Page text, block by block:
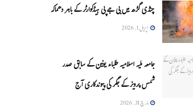
چنڈی گڑھ میں بی جے پی ہیڈکوارٹر کے باہر دھماکہ
اپریل 1, 2026
جامعہ ملیہ اسلامیہ طلباء یونین کے سابق صدر
شمس پرویز کے جگر کی پیوندکاری آج
مارچ 31, 2026